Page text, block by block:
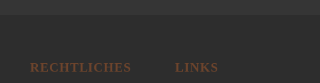
RECHTLICHES LINKS